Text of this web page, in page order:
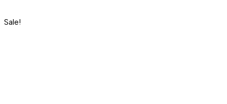
Sale!